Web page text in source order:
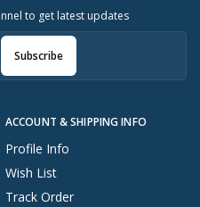
ACCOUNT & SHIPPING INFO
Profile Info
Wish List
Track Order
to get latest updates
Subscribe